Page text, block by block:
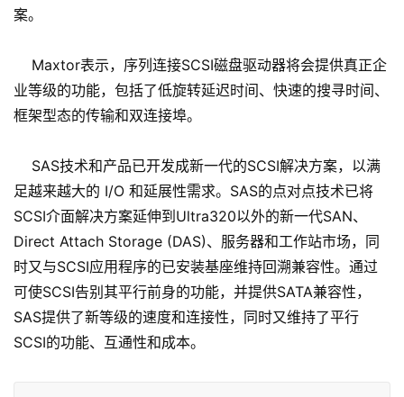
案。
Maxtor表示，序列连接SCSI磁盘驱动器将会提供真正企
业等级的功能，包括了低旋转延迟时间、快速的搜寻时间、
框架型态的传输和双连接埠。
SAS技术和产品已开发成新一代的SCSI解决方案，以满
足越来越大的 I/O 和延展性需求。SAS的点对点技术已将
SCSI介面解决方案延伸到Ultra320以外的新一代SAN、
Direct Attach Storage (DAS)、服务器和工作站市场，同
时又与SCSI应用程序的已安装基座维持回溯兼容性。通过
可使SCSI告别其平行前身的功能，并提供SATA兼容性，
SAS提供了新等级的速度和连接性，同时又维持了平行
SCSI的功能、互通性和成本。